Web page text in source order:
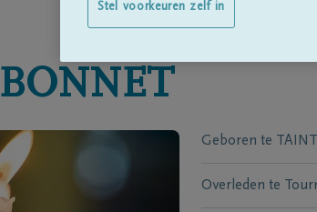
BONNET
Geboren te
Overleden te
Stel voorkeuren zelf in